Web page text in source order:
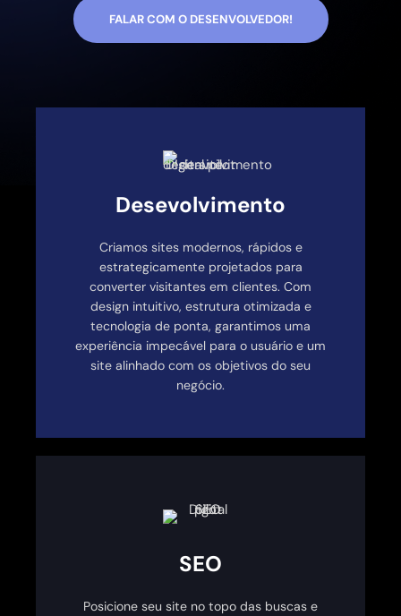
FALAR COM O DESENVOLVEDOR!
Desevolvimento
Criamos sites modernos, rápidos e
estrategicamente projetados para
converter visitantes em clientes. Com
design intuitivo, estrutura otimizada e
tecnologia de ponta, garantimos uma
experiência impecável para o usuário e um
site alinhado com os objetivos do seu
negócio.
SEO
Posicione seu site no topo das buscas e